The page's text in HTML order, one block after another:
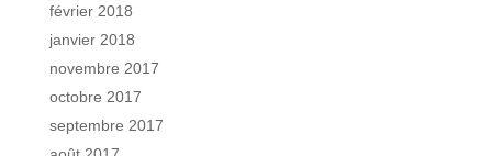
février 2018
janvier 2018
novembre 2017
octobre 2017
septembre 2017